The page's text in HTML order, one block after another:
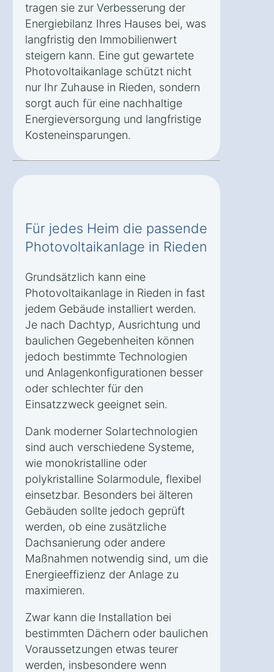
tragen sie zur Verbesserung der
Energiebilanz Ihres Hauses bei, was
langfristig den Immobilienwert
steigern kann. Eine gut gewartete
Photovoltaikanlage schützt nicht
nur Ihr Zuhause in Rieden, sondern
sorgt auch für eine nachhaltige
Energieversorgung und langfristige
Kosteneinsparungen.
Für jedes Heim die passende
Photovoltaikanlage in Rieden
Grundsätzlich kann eine
Photovoltaikanlage in Rieden in fast
jedem Gebäude installiert werden.
Je nach Dachtyp, Ausrichtung und
baulichen Gegebenheiten können
jedoch bestimmte Technologien
und Anlagenkonfigurationen besser
oder schlechter für den
Einsatzzweck geeignet sein.
Dank moderner Solartechnologien
sind auch verschiedene Systeme,
wie monokristalline oder
polykristalline Solarmodule, flexibel
einsetzbar. Besonders bei älteren
Gebäuden sollte jedoch geprüft
werden, ob eine zusätzliche
Dachsanierung oder andere
Maßnahmen notwendig sind, um die
Energieeffizienz der Anlage zu
maximieren.
Zwar kann die Installation bei
bestimmten Dächern oder baulichen
Voraussetzungen etwas teurer
werden, insbesondere wenn